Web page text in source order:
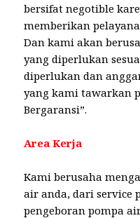
bersifat negotible
memberikan
Dan kami akan
yang diperlukan
diperlukan dan
yang kami tawarkan
Bergaransi”.
Area Kerja
Kami berusaha
air anda, dari service
pengeboran pompa